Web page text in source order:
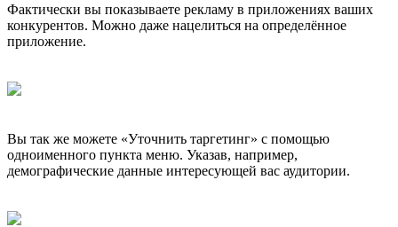
Фактически вы показываете рекламу в приложениях ваших
конкурентов. Можно даже нацелиться на определённое
приложение.
Вы так же можете «Уточнить таргетинг» с помощью
одноименного пункта меню. Указав, например,
демографические данные интересующей вас аудитории.